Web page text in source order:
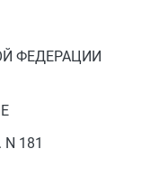
ФЕДЕРАЦИИ
181